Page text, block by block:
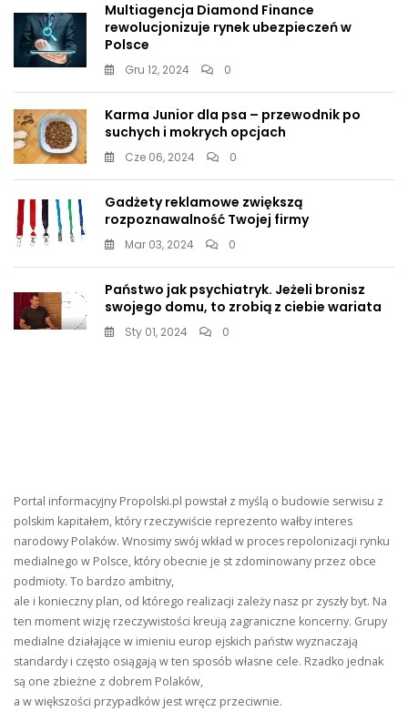
Multiagencja Diamond Finance
rewolucjonizuje rynek ubezpieczeń w
Polsce
Gru 12, 2024 0
Karma Junior dla psa – przewodnik po
suchych i mokrych opcjach
Cze 06, 2024 0
Gadżety reklamowe zwiększą
rozpoznawalność Twojej firmy
Mar 03, 2024 0
Państwo jak psychiatryk. Jeżeli bronisz
swojego domu, to zrobią z ciebie wariata
Sty 01, 2024 0
Portal informacyjny Propolski.pl powstał z myślą o budowie serwisu z
polskim kapitałem, który rzeczywiście reprezento wałby interes
narodowy Polaków. Wnosimy swój wkład w proces repolonizacji rynku
medialnego w Polsce, który obecnie je st zdominowany przez obce
podmioty. To bardzo ambitny,
ale i konieczny plan, od którego realizacji zależy nasz pr zyszły byt. Na
ten moment wizję rzeczywistości kreują zagraniczne koncerny. Grupy
medialne działające w imieniu europ ejskich państw wyznaczają
standardy i często osiągają w ten sposób własne cele. Rzadko jednak
są one zbieżne z dobrem Polaków,
a w większości przypadków jest wręcz przeciwnie.